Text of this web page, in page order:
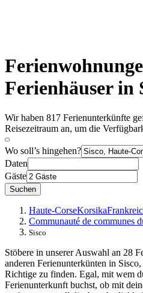
Ferienhäuser in
Wir haben 817 Ferienunterkünfte
Reisezeitraum an, um die
Wo soll’s hingehen?
Daten
Gäste
Suchen
Haute-CorseKorsika
Communauté de communes
Sisco
Stöbere in unserer Auswahl an 28
anderen Ferienunterkünten in
Richtige zu finden. Egal, mit wem
Ferienunterkunft buchst, ob mit